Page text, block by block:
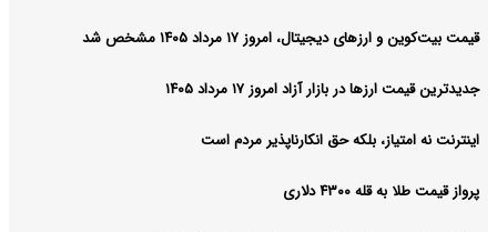
قیمت بیت‌کوین و ارز‌های دیجیتال، امروز ۱۷ مرداد ۱۴۰۵ مشخص شد
جدیدترین قیمت ارزها در بازار آزاد امروز ۱۷ مرداد ۱۴۰۵
اینترنت نه امتیاز، بلکه حق انکارناپذیر مردم است
پرواز قیمت طلا به قله ۴۳۰۰ دلاری